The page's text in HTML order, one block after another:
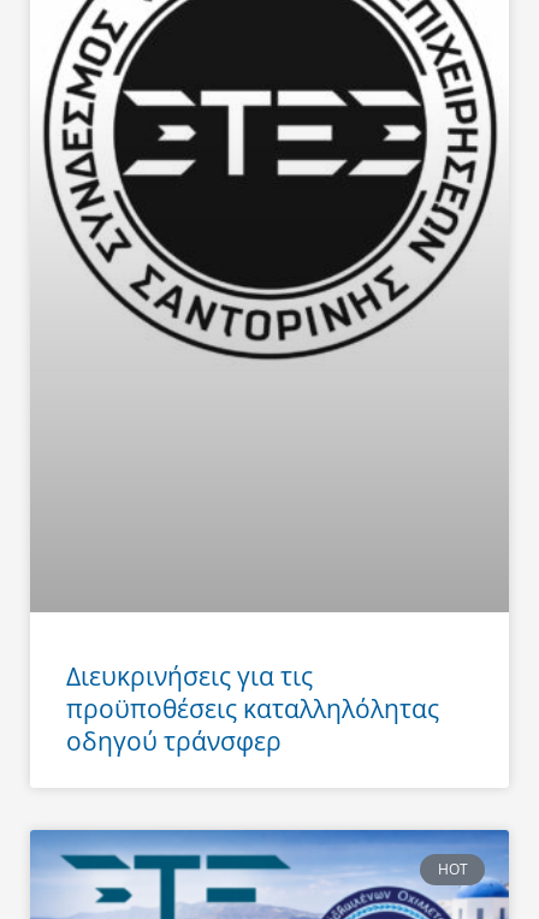
Διευκρινήσεις για τις
προϋποθέσεις καταλληλόλητας
οδηγού τράνσφερ
HOT